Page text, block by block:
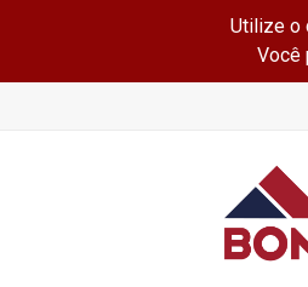
Utilize o
Você